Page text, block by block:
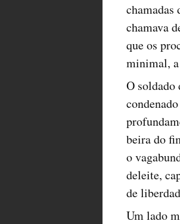
chamadas
chamava
que os
minimal, a
O soldado
beira do
o
deleite,
de
Um lado